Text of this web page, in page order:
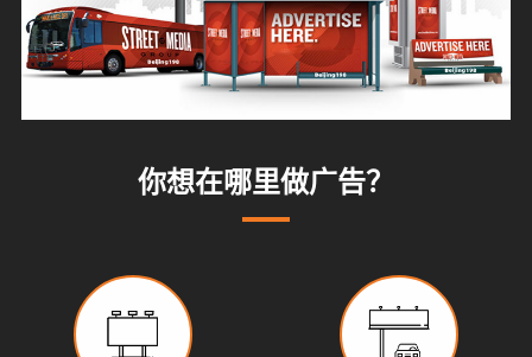
果
案
例
效
果
案
例
讯
媒
态
行
态
广
知
联
我
你想在哪里做广告？